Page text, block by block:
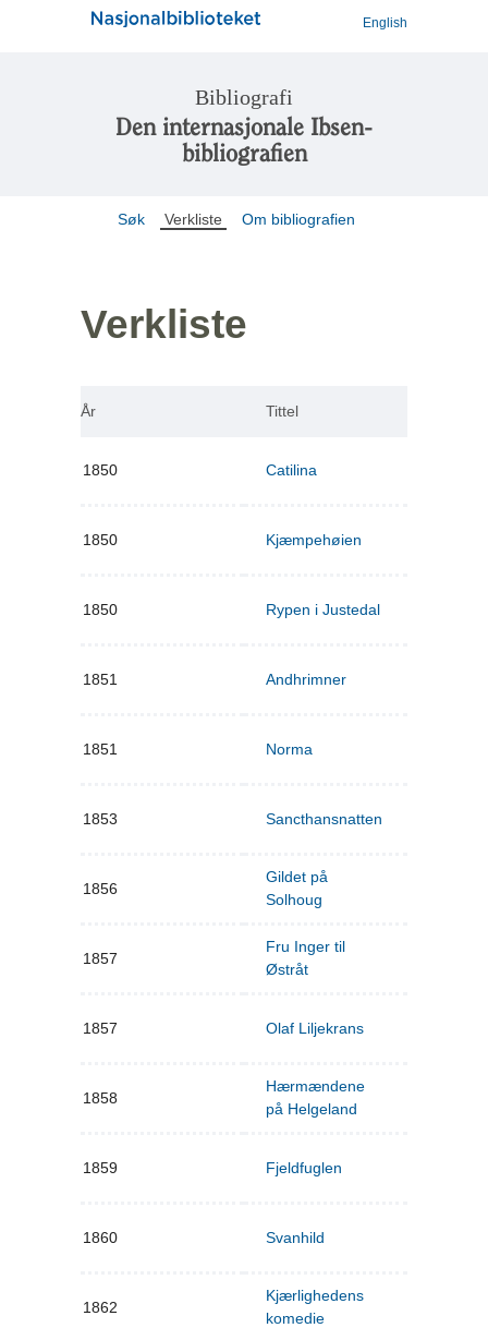
English
Bibliografi
Den internasjonale Ibsen-
bibliografien
Søk Verkliste Om bibliografien
Verkliste
År Tittel
1850 Catilina
1850 Kjæmpehøien
1850 Rypen i Justedal
1851 Andhrimner
1851 Norma
1853 Sancthansnatten
1856
Gildet på
Solhoug
1857
Fru Inger til
Østråt
1857 Olaf Liljekrans
1858
Hærmændene
på Helgeland
1859 Fjeldfuglen
1860 Svanhild
1862
Kjærlighedens
komedie